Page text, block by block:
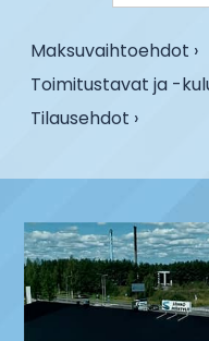
Maksuvaihtoehdot ›
Toimitustavat ja -
Tilausehdot ›